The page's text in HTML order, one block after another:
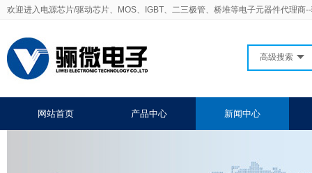
欢迎进入电源芯片/驱动芯片、MOS、IGBT、二三极管、桥堆等电子元器件代理商
高级搜索
网站首页 产品中心 新闻中心